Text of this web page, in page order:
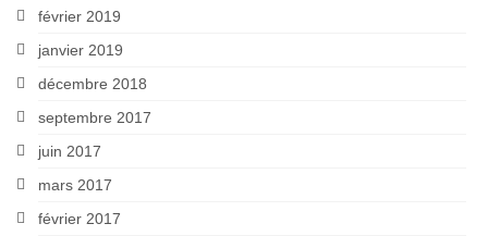
février 2019
janvier 2019
décembre 2018
septembre 2017
juin 2017
mars 2017
février 2017